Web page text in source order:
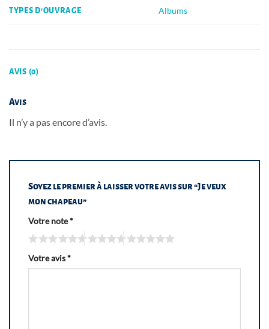
TYPES D'OUVRAGE Albums
AVIS (0)
Avis
Il n’y a pas encore d’avis.
Soyez le premier à laisser votre avis sur “Je veux
mon chapeau”
Votre note*
Votre avis*